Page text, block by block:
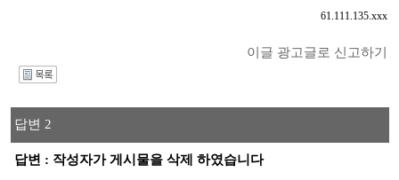
61.111.135.xxx
이글 광고글로 신고하기
답변 2
답변 : 작성자가 게시물을 삭제 하였습니다